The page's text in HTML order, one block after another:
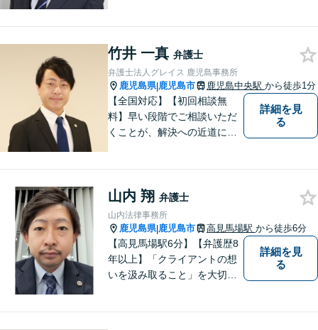
なさまと一緒に成長させてい
ただきたい。それが私たち，
みずほ法律事務所の思いで
す。
竹井 一真 弁護士
弁護士法人グレイス 鹿児島事務所
鹿児島県|鹿児島市 鹿児島中央駅 から徒歩1分
【全国対応】【初回相談無
料】早い段階でご相談いただ
くことが、解決への近道にな
どんなご相談でも、どうぞお
気軽にお声がけください。
【電話・WEB相談も対応可
能】
詳細を見
る
山内 翔 弁護士
山内法律事務所
鹿児島県|鹿児島市 高見馬場駅 から徒歩6分
【高見馬場駅6分】【弁護歴8
年以上】「クライアントの想
いを汲み取ること」を大切に
詳細を見
る